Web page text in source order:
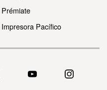
Prémiate
Impresora Pacífico